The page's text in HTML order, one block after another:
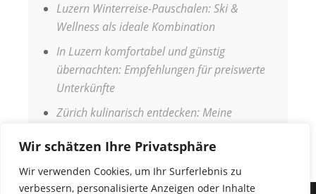
Wir schätzen Ihre Privatsphäre
Wir verwenden Cookies, um Ihr Surferlebnis zu
verbessern, personalisierte Anzeigen oder Inhalte
Luzern Winterreise-Pauschalen: Ski &
Wellness als ideale Kombination
In Luzern komfortabel und günstig
übernachten: Empfehlungen für preiswerte
Unterkünfte
Zürich kulinarisch entdecken: Meine